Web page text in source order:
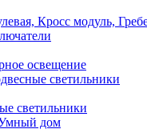
Кросс модуль,
освещение
светильники
светильники
дом